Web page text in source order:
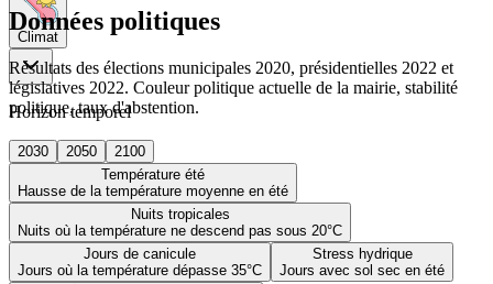
Climat
Horizon temporel
2030 2050
2100
Température été
Hausse de la température moyenne en été
Nuits tropicales
Nuits où la température ne descend pas sous 20°C
Jours de canicule
Jours où la température dépasse 35°C
Stress hydrique
Jours avec sol sec en été
Données politiques
Résultats des élections municipales 2020, présidentielles 2022 et
législatives 2022. Couleur politique actuelle de la mairie, stabilité
politique, taux d'abstention.